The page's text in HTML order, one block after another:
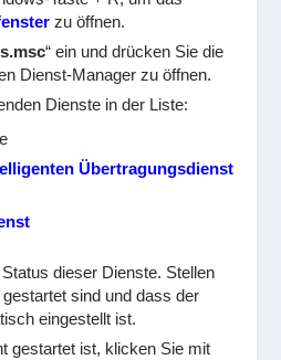
zu öffnen.
“ ein und drücken Sie die
Dienst-Manager zu öffnen.
Dienste in der Liste:
Übertragungsdienst
dieser Dienste. Stellen
sind und dass der
eingestellt ist.
gestartet ist, klicken Sie mit